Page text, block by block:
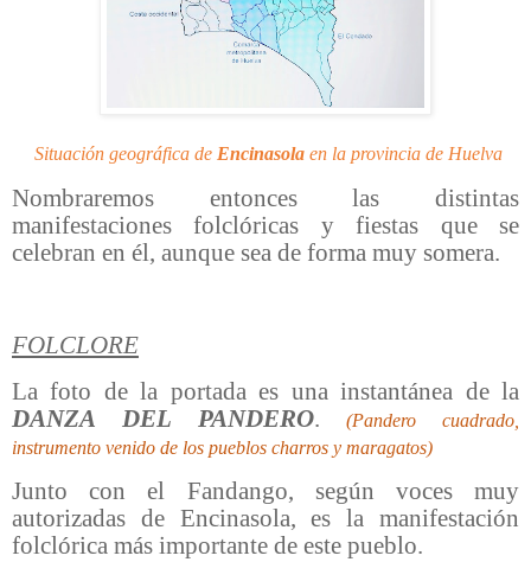
Situación geográfica de Encinasola en la provincia de Huelva
Nombraremos entonces las distintas
manifestaciones folclóricas y fiestas que se
celebran en él, aunque sea de forma muy somera.
FOLCLORE
La foto de la portada es una instantánea de la
DANZA DEL PANDERO.(Pandero cuadrado,
instrumento venido de los pueblos charros y maragatos)
Junto con el Fandango, según voces muy
autorizadas de Encinasola, es la manifestación
folclórica más importante de este pueblo.